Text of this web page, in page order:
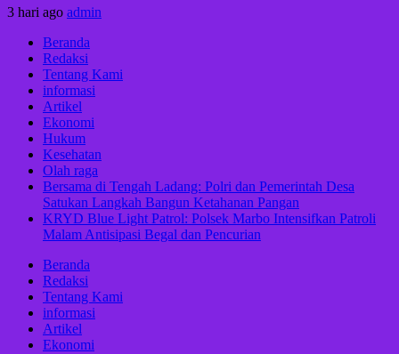
3 hari ago admin
Beranda
Redaksi
Tentang Kami
informasi
Artikel
Ekonomi
Hukum
Kesehatan
Olah raga
Bersama di Tengah Ladang: Polri dan Pemerintah Desa
Satukan Langkah Bangun Ketahanan Pangan
KRYD Blue Light Patrol: Polsek Marbo Intensifkan Patroli
Malam Antisipasi Begal dan Pencurian
Beranda
Redaksi
Tentang Kami
informasi
Artikel
Ekonomi